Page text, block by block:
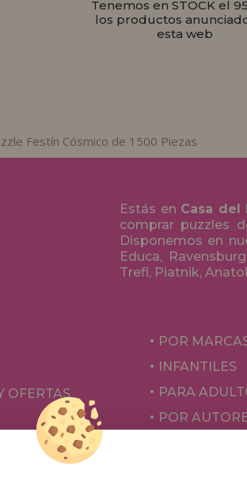
Tenemos en STOCK el
los productos
esta web
Festín Cósmico de 1500 Piezas
Estás en Casa del
comprar puzzles
Disponemos en
Educa,
Trefl, Piatnik,
OFERTAS
POR
INFANTILES
PARA
POR
JUEGOS DE